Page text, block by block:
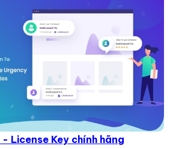
License Key chính hãng